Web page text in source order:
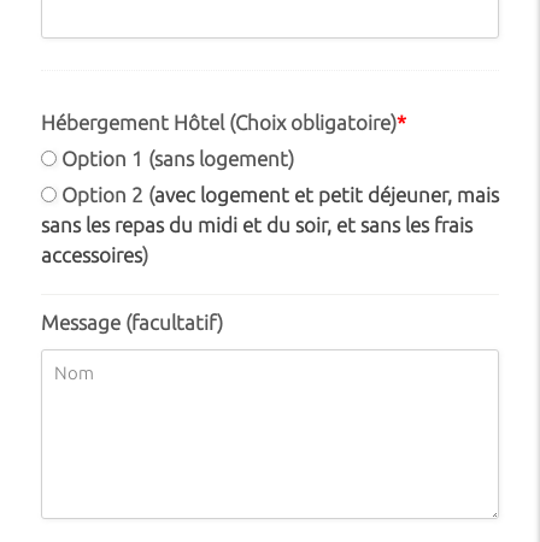
Hébergement Hôtel (Choix obligatoire)*
Option 1 (sans logement)
Option 2 (avec logement et petit déjeuner, mais
sans les repas du midi et du soir, et sans les frais
accessoires)
Message (facultatif)